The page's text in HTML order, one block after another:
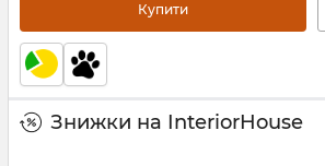
Купити
Знижки на InteriorHouse